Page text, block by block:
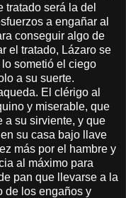
tratado será la del
a engañar al
conseguir algo de
el tratado, Lázaro se
sometió el ciego
a su suerte.
El clérigo al
y miserable, que
a su sirviente, y que
su casa bajo llave
más por el hambre y
al máximo para
pan que llevarse a la
de los engaños y